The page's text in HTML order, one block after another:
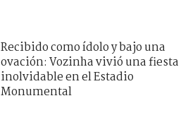
Recibido como ídolo y bajo una
ovación: Vozinha vivió una fiesta
inolvidable en el Estadio
Monumental